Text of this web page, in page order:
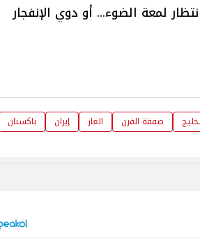
لمعة الضوء... أو دوي الإنفجار
صفقة القرن الغاز إيران باكستان